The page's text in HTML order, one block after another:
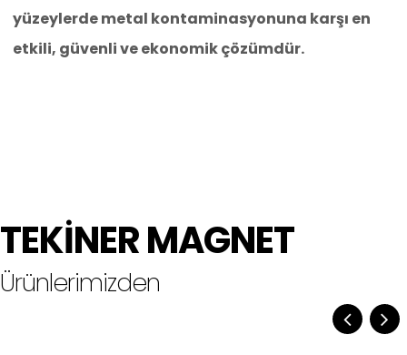
yüzeylerde metal kontaminasyonuna karşı en
etkili, güvenli ve ekonomik çözümdür.
TEKİNER MAGNET
Ürünlerimizden